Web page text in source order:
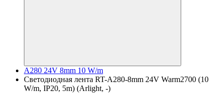
A280 24V 8mm 10 W/m
Светодиодная лента RT-A280-8mm 24V Warm2700 (10
W/m, IP20, 5m) (Arlight, -)